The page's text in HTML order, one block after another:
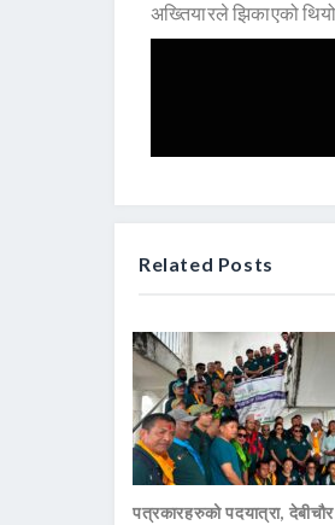
अख्तियारले झिकाएको
Related Posts
पत्रकारहरुको पदयात्रा,